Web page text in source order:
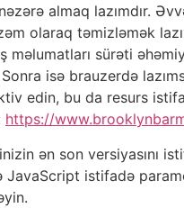
almaq lazımdır.
olaraq təmizləmək
məlumatları sürəti
isə brauzerdə
edin, bu da resurs
https://
ən son versiyasını
JavaScript istifadə